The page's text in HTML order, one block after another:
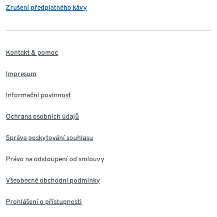
Zrušení předplatného kávy
Kontakt & pomoc
Impresum
Informační povinnost
Ochrana osobních údajů
Správa poskytování souhlasu
Právo na odstoupení od smlouvy
Všeobecné obchodní podmínky
Prohlášení o přístupnosti